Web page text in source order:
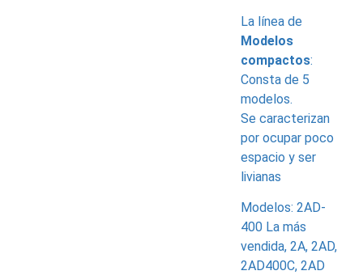
La línea de
Modelos
compactos:
Consta de 5
modelos.
Se caracterizan
por ocupar poco
espacio y ser
livianas
Modelos: 2AD-
400 La más
vendida, 2A, 2AD,
2AD400C, 2AD